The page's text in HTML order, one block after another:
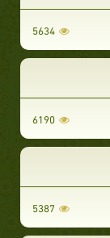
5634
6190
5387